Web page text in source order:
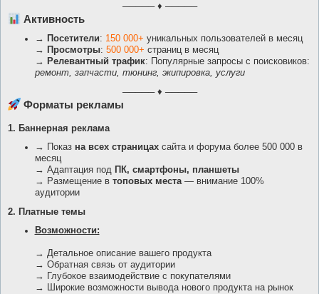
───── ♦ ─────
Активность
→ Посетители: 150 000+ уникальных пользователей в месяц
→ Просмотры: 500 000+ страниц в месяц
→ Релевантный трафик: Популярные запросы с поисковиков:
ремонт, запчасти, тюнинг, экипировка, услуги
───── ♦ ─────
Форматы рекламы
1. Баннерная реклама
→ Показ на всех страницахсайта и форума более 500 000 в
месяц
→ Адаптация под ПК, смартфоны, планшеты
→ Размещение в топовых места— внимание 100%
аудитории
2. Платные темы
Возможности:
→ Детальное описание вашего продукта
→ Обратная связь от аудитории
→ Глубокое взаимодействие с покупателями
→ Широкие возможности вывода нового продукта на рынок